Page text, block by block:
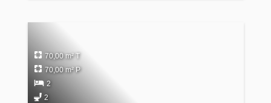
70,00 m² T
70,00 m² P
2
2